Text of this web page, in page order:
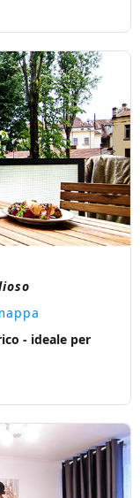
- ideale per